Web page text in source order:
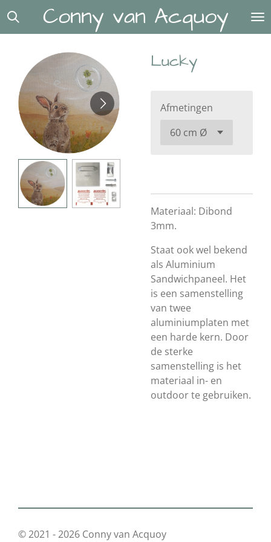
Ga
hoofdinhoud
Conny van Acquoy
Lucky
Afmetingen
Materiaal: Dibond
3mm.
Staat ook wel bekend
als Aluminium
Sandwichpaneel. Het
is een samenstelling
van twee
aluminiumplaten met
een harde kern. Door
de sterke
samenstelling is het
materiaal in- en
outdoor te gebruiken.
© 2021 - 2026 Conny van Acquoy